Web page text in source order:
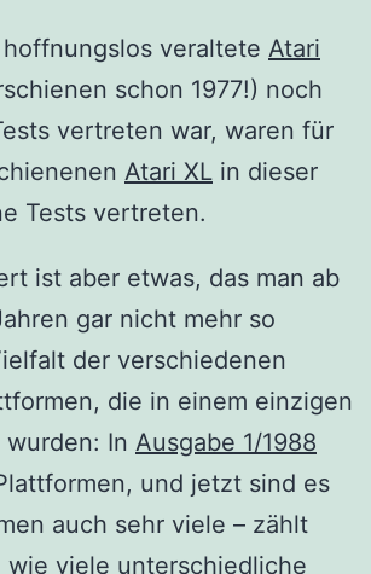
veraltete Atari
schon 1977!) noch
vertreten war, waren für
Atari XL in dieser
Tests vertreten.
ist aber etwas, das man ab
gar nicht mehr so
der verschiedenen
die in einem einzigen
In Ausgabe 1/1988
und jetzt sind es
auch sehr viele – zählt
wie viele unterschiedliche